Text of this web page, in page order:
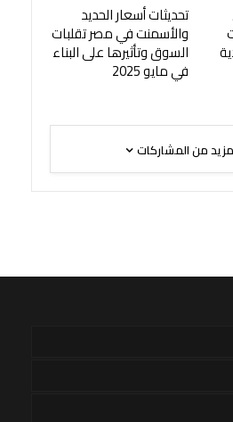
تحديثات أسعار الحديد
والأسمنت في مصر تقلبات
السوق وتأثيرها على البناء
في مايو 2025
من المشاركات